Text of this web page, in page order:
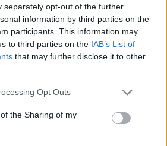
separately opt-out of the further
information by third parties on the
participants. This information may
to third parties on the IAB’s List of
that may further disclose it to other
app uses one or more Google
or usage behaviour. You may click to
to Google and its third-party tags to
specified purposes in below Google
Opt Outs
the Sharing of my